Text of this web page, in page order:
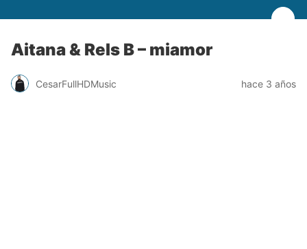
Aitana & Rels B – miamor
CesarFullHDMusic hace 3 años